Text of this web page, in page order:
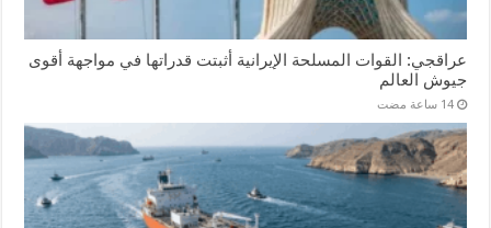
عراقجي: القوات المسلحة الإيرانية أثبتت قدراتها في مواجهة أقوى
جيوش العالم
‏14 ساعة مضت